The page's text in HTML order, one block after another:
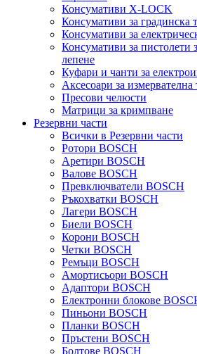
Консумативи X-LOCK
Консумативи за градинска
Консумативи за
Консумативи за пистолети
лепене
Куфари и чанти за
Аксесоари за измервателна
Пресови челюсти
Матрици за кримпване
Резервни части
Всички в Резервни части
Ротори BOSCH
Аретири BOSCH
Валове BOSCH
Превключватели BOSCH
Ръкохватки BOSCH
Лагери BOSCH
Биели BOSCH
Корони BOSCH
Четки BOSCH
Ремъци BOSCH
Амортисьори BOSCH
Адаптори BOSCH
Електронни блокове
Пиньони BOSCH
Планки BOSCH
Пръстени BOSCH
Болтове BOSCH